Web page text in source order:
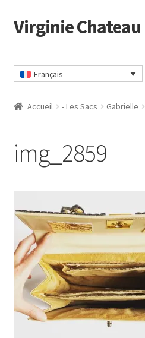
Passer
à
navigation
Passer
au
Virginie Chateau
Français
Accueil - Les Sacs Gabrielle
img_2859